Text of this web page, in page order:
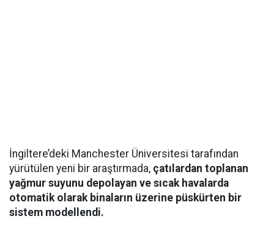
İngiltere’deki Manchester Üniversitesi tarafından
yürütülen yeni bir araştırmada, çatılardan toplanan
yağmur suyunu depolayan ve sıcak havalarda
otomatik olarak binaların üzerine püskürten bir
sistem modellendi.